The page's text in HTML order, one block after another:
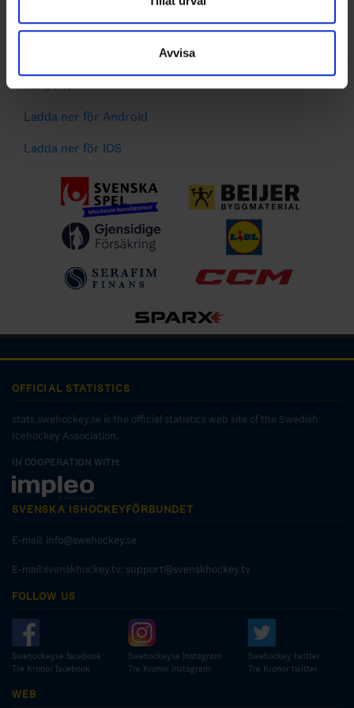
information som du har tillhandahållit eller som de har
samlat in när du har använt deras tjänster.
Avvisa
Resultat och statistik för samtliga serier
händelser
Ladda ner för Android
Ladda ner för IOS
OFFICIAL STATISTICS
stats.swehockey.se is the official statistics web site of the Swedish
Icehockey Association.
IN COOPERATION WITH:
SVENSKA ISHOCKEYFÖRBUNDET
E-mail: info@swehockey.se
E-mail:svenskhockey.tv: support@svenskhockey.tv
FOLLOW US
Swehockeyse facebook
Tre Kronor facebook
Swehockeyse Instagram
Tre Kronor instagram
Swehockey twitter
Tre Kronor twitter
WEB